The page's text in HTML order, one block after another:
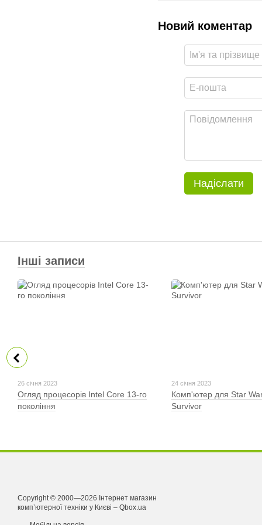
Новий коментар
Надіслати
Інші записи
26 січня 2023
Огляд процесорів Intel Core 13-го
покоління
24 січня 2023
Комп'ютер для Star
Survivor
Copyright © 2000—2026 Інтернет магазин
комп’ютерної техніки у Києві – Qbox.ua